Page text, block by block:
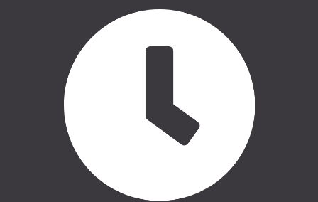
AUTO APRĪKOJUMS